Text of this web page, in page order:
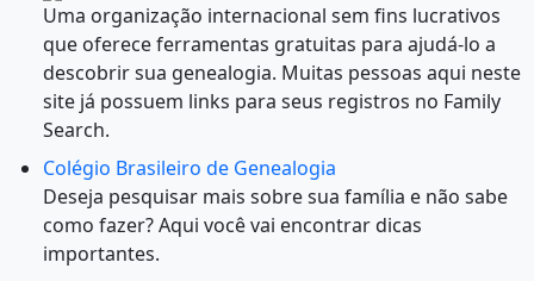
Uma organização internacional sem fins lucrativos
que oferece ferramentas gratuitas para ajudá-lo a
descobrir sua genealogia. Muitas pessoas aqui neste
site já possuem links para seus registros no Family
Search.
Colégio Brasileiro de Genealogia
Deseja pesquisar mais sobre sua família e não sabe
como fazer? Aqui você vai encontrar dicas
importantes.